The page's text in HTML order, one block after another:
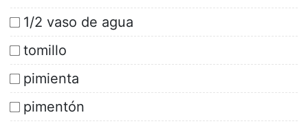
1/2 vaso de agua
tomillo
pimienta
pimentón